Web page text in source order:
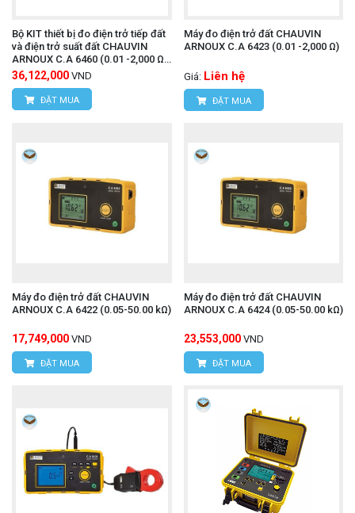
Bộ KIT thiết bị đo điện trở tiếp đất
và điện trở suất đất CHAUVIN
ARNOUX C.A 6460 (0.01 -2,000 Ω,
0,01 - 99,9 kΩ)
36,122,000 VND
ĐẶT MUA
Máy đo điện trở đất CHAUVIN
ARNOUX C.A 6423 (0.01 -2,000 Ω)
Giá: Liên hệ
ĐẶT MUA
Máy đo điện trở đất CHAUVIN
ARNOUX C.A 6422 (0.05-50.00 kΩ)
17,749,000 VND
ĐẶT MUA
Máy đo điện trở đất CHAUVIN
ARNOUX C.A 6424 (0.05-50.00 kΩ)
23,553,000 VND
ĐẶT MUA